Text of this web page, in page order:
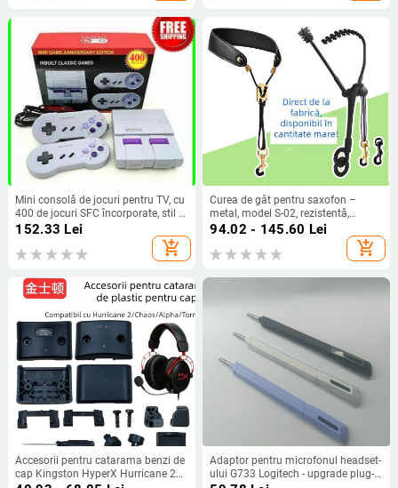
Mini consolă de jocuri pentru TV, cu
400 de jocuri SFC încorporate, stil 8-
bit SNES, ieșire HDMI, 256MB
152.33 Lei
add_shopping_cart
Curea de gât pentru saxofon –
metal, model S-02, rezistentă,
potrivită pentru adulți și copii, curea
94.02 - 145.60 Lei
add_shopping_cart
Accesorii pentru catarama benzi de
cap Kingston HyperX Hurricane 2
Adaptor pentru microfonul headset-
ului G733 Logitech - upgrade plug-